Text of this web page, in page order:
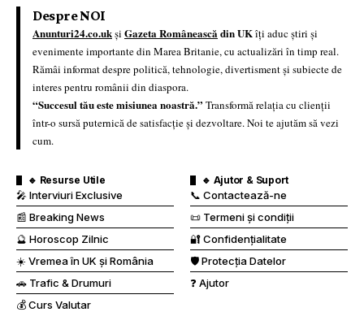
Despre NOI
Anunturi24.co.ukși Gazeta Românească din UKîți aduc știri și
evenimente importante din Marea Britanie, cu actualizări în timp real.
Rămâi informat despre politică, tehnologie, divertisment și subiecte de
interes pentru românii din diaspora.
“Succesul tău este misiunea noastră.” Transformă relația cu clienții
într-o sursă puternică de satisfacție și dezvoltare. Noi te ajutăm să vezi
cum.
🔹 Resurse Utile
🎤 Interviuri Exclusive
📰 Breaking News
🔮 Horoscop Zilnic
☀️ Vremea în UK și România
🚗 Trafic & Drumuri
💰 Curs Valutar
🔹 Ajutor & Suport
📞 Contactează-ne
📜 Termeni și condiții
🔐 Confidențialitate
🛡️ Protecția Datelor
❓ Ajutor